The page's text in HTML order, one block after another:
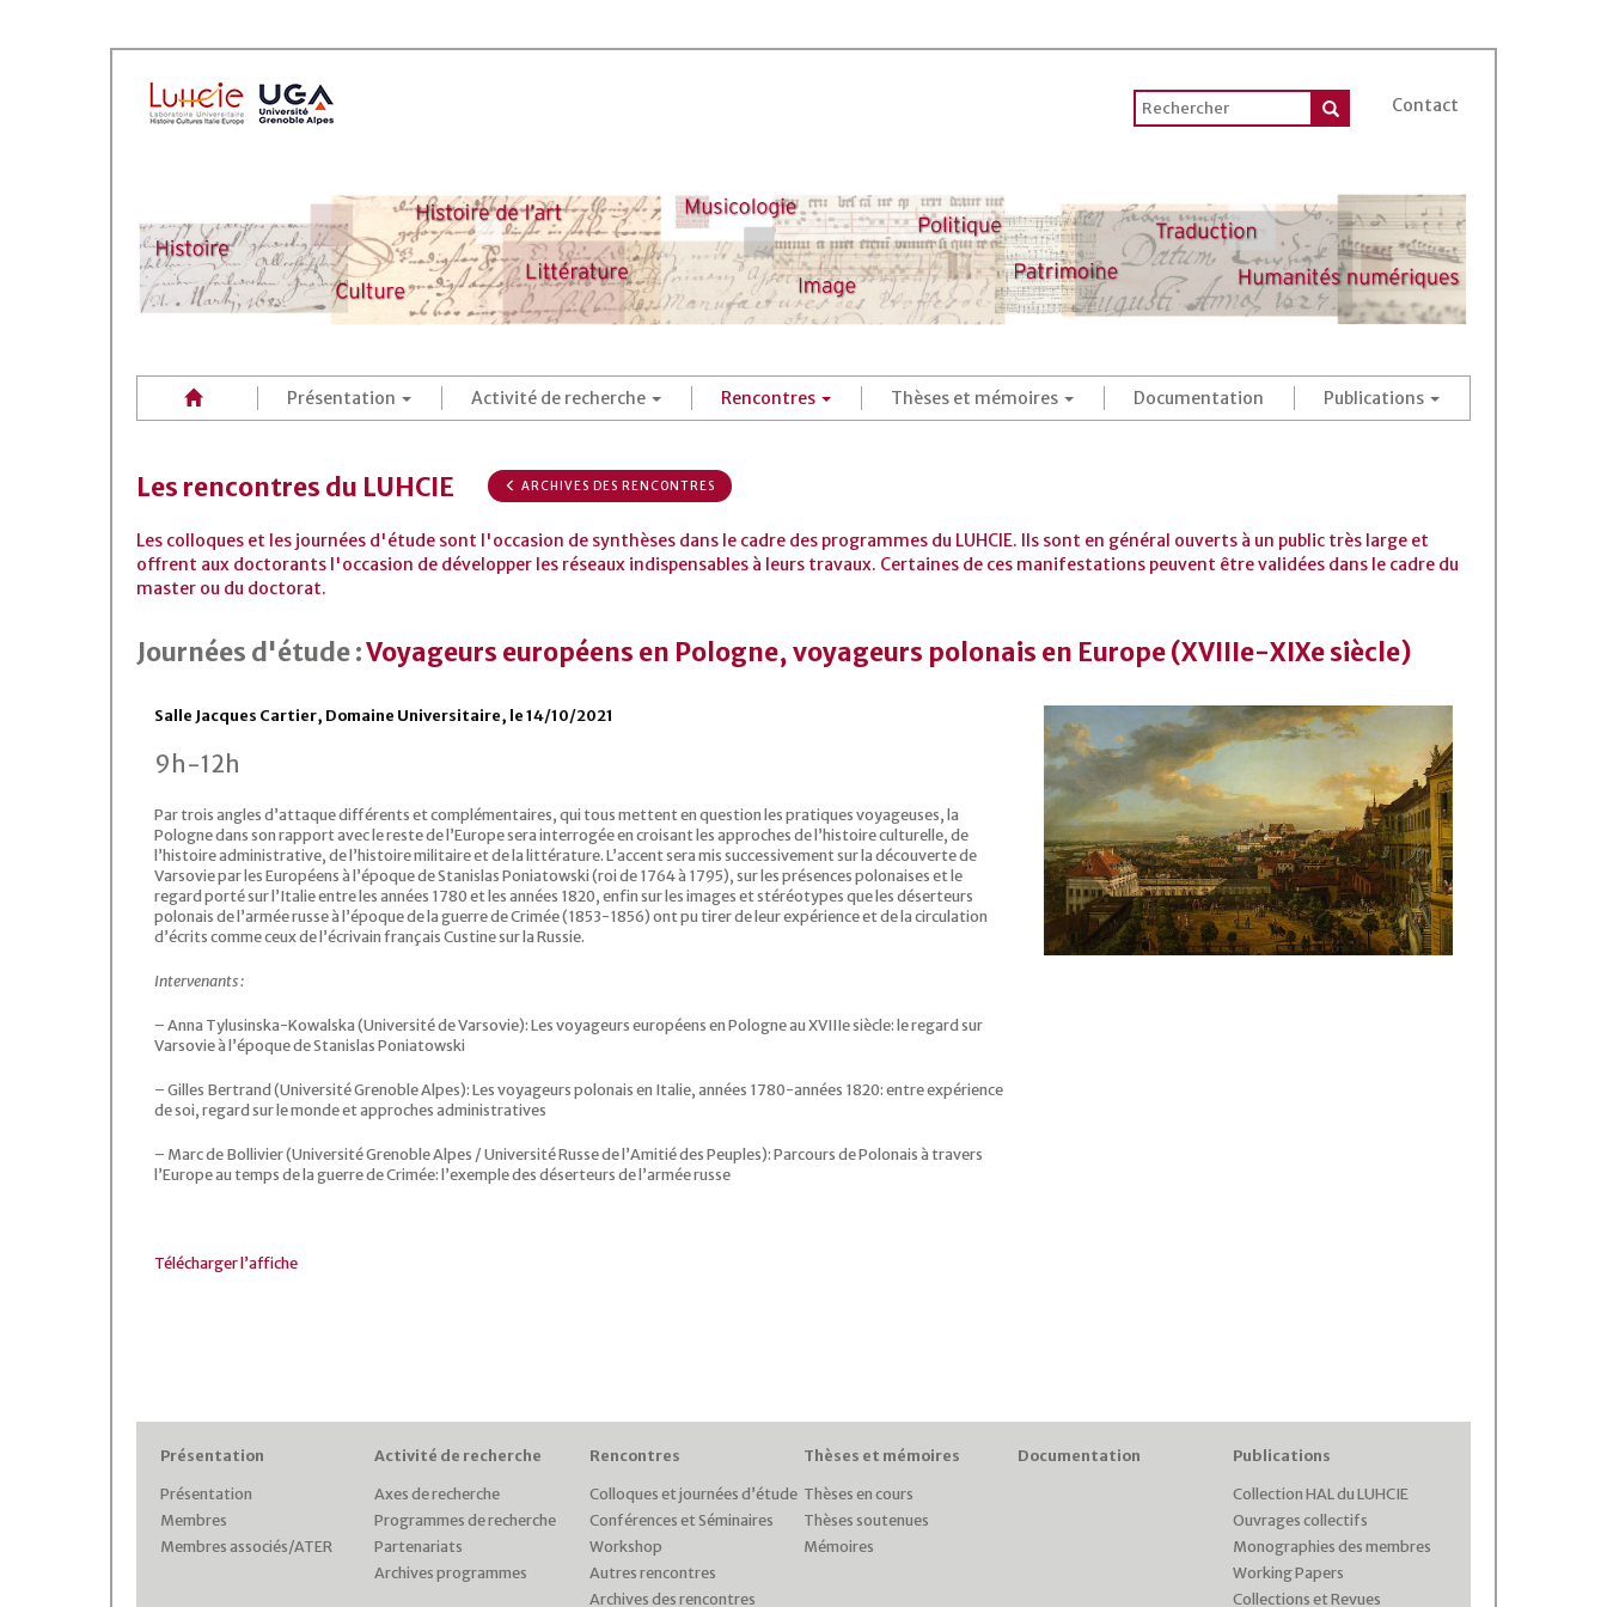
Contact
Présentation Activité de recherche Rencontres Thèses et mémoires Documentation Publications
Les rencontres du LUHCIE ARCHIVES DES RENCONTRES
Les colloques et les journées d'étude sont l'occasion de synthèses dans le cadre des programmes du LUHCIE. Ils sont en général ouverts à un public très large et
offrent aux doctorants l'occasion de développer les réseaux indispensables à leurs travaux. Certaines de ces manifestations peuvent être validées dans le cadre du
master ou du doctorat.
Journées d'étude :Voyageurs européens en Pologne, voyageurs polonais en Europe (XVIIIe-XIXe siècle)
Salle Jacques Cartier, Domaine Universitaire, le 14/10/2021
9h-12h
Par trois angles d’attaque différents et complémentaires, qui tous mettent en question les pratiques voyageuses, la
Pologne dans son rapport avec le reste de l’Europe sera interrogée en croisant les approches de l’histoire culturelle, de
l’histoire administrative, de l’histoire militaire et de la littérature. L’accent sera mis successivement sur la découverte de
Varsovie par les Européens à l’époque de Stanislas Poniatowski (roi de 1764 à 1795), sur les présences polonaises et le
regard porté sur l’Italie entre les années 1780 et les années 1820, enfin sur les images et stéréotypes que les déserteurs
polonais de l’armée russe à l’époque de la guerre de Crimée (1853-1856) ont pu tirer de leur expérience et de la circulation
d’écrits comme ceux de l’écrivain français Custine sur la Russie.
Intervenants :
– Anna Tylusinska-Kowalska (Université de Varsovie): Les voyageurs européens en Pologne au XVIIIe siècle: le regard sur
Varsovie à l’époque de Stanislas Poniatowski
– Gilles Bertrand (Université Grenoble Alpes): Les voyageurs polonais en Italie, années 1780-années 1820: entre expérience
de soi, regard sur le monde et approches administratives
– Marc de Bollivier (Université Grenoble Alpes / Université Russe de l’Amitié des Peuples): Parcours de Polonais à travers
l’Europe au temps de la guerre de Crimée: l’exemple des déserteurs de l’armée russe
Télécharger l’affiche
Présentation
Présentation
Membres
Membres associés/ATER
Activité de recherche
Axes de recherche
Programmes de recherche
Partenariats
Archives programmes
Rencontres
Colloques et journées d’étude
Conférences et Séminaires
Workshop
Autres rencontres
Archives des rencontres
Thèses et mémoires
Thèses en cours
Thèses soutenues
Mémoires
Documentation Publications
Collection HAL du LUHCIE
Ouvrages collectifs
Monographies des membres
Working Papers
Collections et Revues